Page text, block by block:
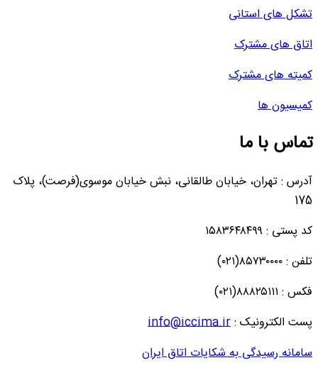
تشکل های استانی
اتاق های مشترک
کمیته های مشترک
کمیسیون ها
تماس با ما
آدرس : تهران، خیابان طالقانی، نبش خیابان موسوی(فرصت)، پلاک
175
کد پستی : ۱۵۸۳۶۴۸۴۹۹
تلفن : ۸۵۷۳۰۰۰۰(۰۲۱)
فکس : ۸۸۸۲۵۱۱۱(۰۲۱)
پست الکترونیک :info@iccima.ir
سامانه رسیدگی به شکایات اتاق ایران